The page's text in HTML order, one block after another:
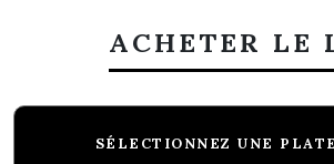
ACHETER LE
SÉLECTIONNEZ UNE